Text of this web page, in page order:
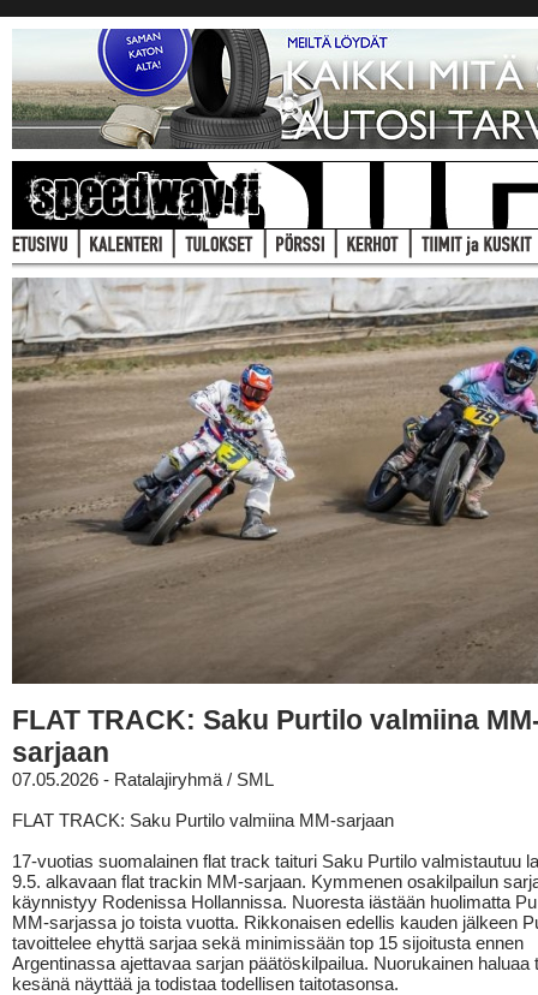
FLAT TRACK: Saku Purtilo valmiina
sarjaan
07.05.2026 - Ratalajiryhmä / SML
FLAT TRACK: Saku Purtilo valmiina MM-sarjaan
17-vuotias suomalainen flat track taituri Saku Purtilo valmistautuu
9.5. alkavaan flat trackin MM-sarjaan. Kymmenen osakilpailun
käynnistyy Rodenissa Hollannissa. Nuoresta iästään huolimatta
MM-sarjassa jo toista vuotta. Rikkonaisen edellis kauden jälkeen
tavoittelee ehyttä sarjaa sekä minimissään top 15 sijoitusta ennen
Argentinassa ajettavaa sarjan päätöskilpailua. Nuorukainen haluaa
kesänä näyttää ja todistaa todellisen taitotasonsa.